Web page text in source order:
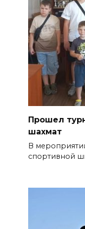
Прошел
шахмат
В
спортивной